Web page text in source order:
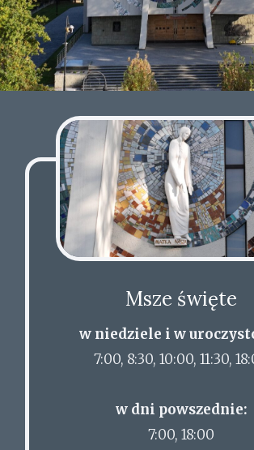
Msze święte
w niedziele i w
7:00, 8:30, 10:00, 11:30,
w dni powszednie:
7:00, 18:00